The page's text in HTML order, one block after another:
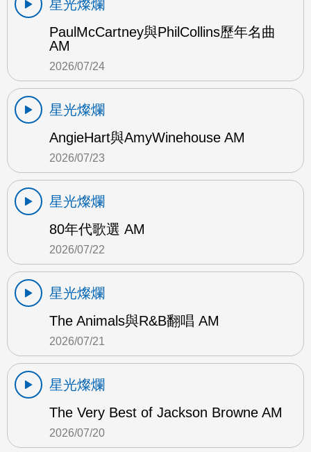
星光燦爛
PaulMcCartney與PhilCollins歷年名曲
AM
2026/07/24
星光燦爛
AngieHart與AmyWinehouse AM
2026/07/23
星光燦爛
80年代歌選 AM
2026/07/22
星光燦爛
The Animals與R&B翻唱 AM
2026/07/21
星光燦爛
The Very Best of Jackson Browne AM
2026/07/20